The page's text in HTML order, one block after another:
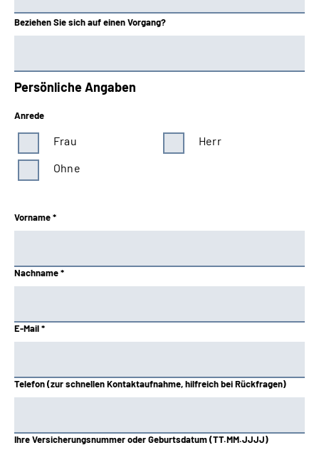
Beziehen Sie sich auf einen Vorgang?
Persönliche Angaben
Anrede
Frau
Herr
Ohne
Vorname *
Nachname *
E-Mail *
Telefon (zur schnellen Kontaktaufnahme, hilfreich bei Rückfragen)
Ihre Versicherungsnummer oder Geburtsdatum (TT.MM.JJJJ)